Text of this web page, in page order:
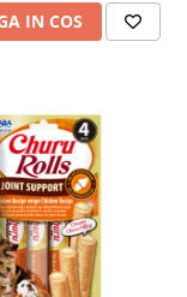
IN COS